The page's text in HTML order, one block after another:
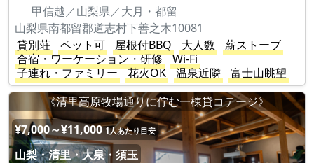
甲信越／山梨県／大月・都留
山梨県南都留郡道志村下善之木10081
貸別荘
ペット可 屋根付BBQ 大人数
薪ストーブ
合宿・ワーケーション・研修
Wi-Fi
子連れ・ファミリー
花火OK 温泉近隣
富士山眺望
《清里高原牧場通りに佇む一棟貸コテージ》
¥7,000～¥11,000 1人あたり目安
山梨・清里・大泉・須玉